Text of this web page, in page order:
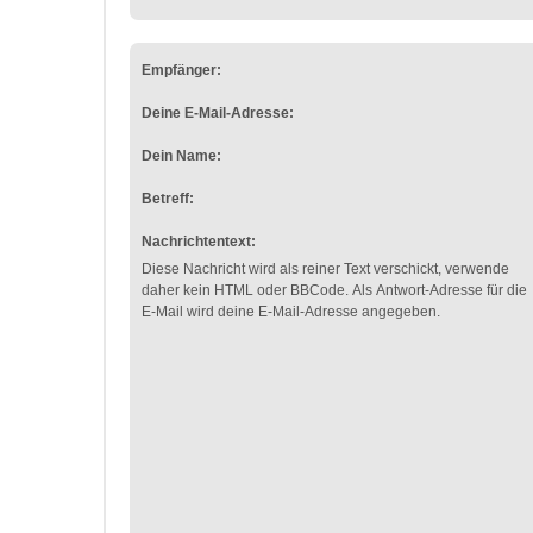
Empfänger:
Deine E-Mail-Adresse:
Dein Name:
Betreff:
Nachrichtentext:
Diese Nachricht wird als reiner Text verschickt, verwende
daher kein HTML oder BBCode. Als Antwort-Adresse für die
E-Mail wird deine E-Mail-Adresse angegeben.